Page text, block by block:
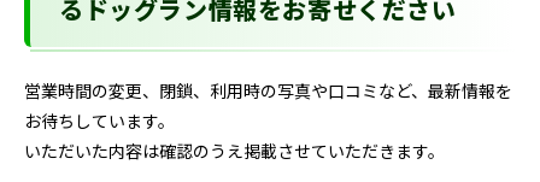
るドッグラン情報をお寄せください
営業時間の変更、閉鎖、利用時の写真や口コミなど、最新情報を
お待ちしています。
いただいた内容は確認のうえ掲載させていただきます。